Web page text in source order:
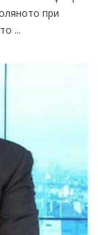
при
...